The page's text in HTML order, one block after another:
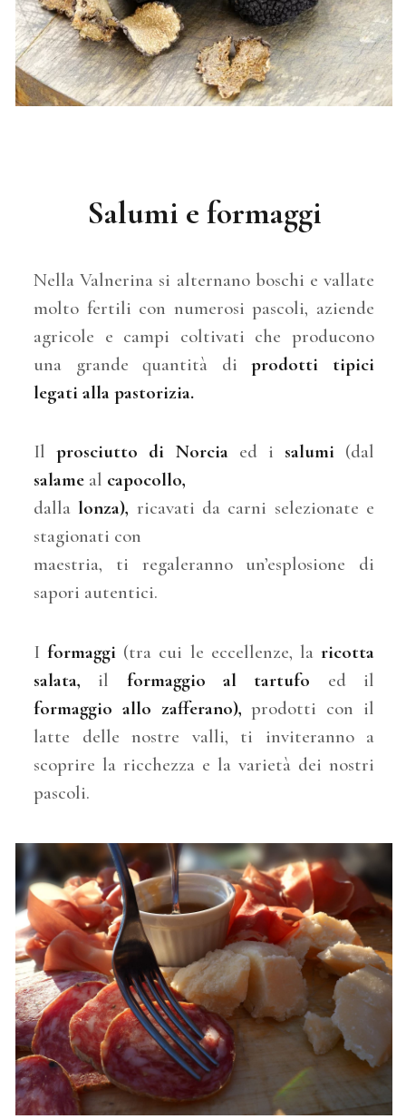
Salumi e formaggi
Nella Valnerina si alternano boschi e vallate
molto fertili con numerosi pascoli, aziende
agricole e campi coltivati che producono
una grande quantità diprodotti tipici
legati alla pastorizia.
Il prosciutto di Norcia ed i salumi (dal
salame al capocollo,
dalla lonza), ricavati da carni selezionate e
stagionati con
maestria, ti regaleranno un’esplosione di
sapori autentici.
Iformaggi (tra cui le eccellenze, laricotta
salata, il formaggio al tartufo ed il
formaggio allo zafferano), prodotti con il
latte delle nostre valli, ti inviteranno a
scoprire la ricchezza e la varietà dei nostri
pascoli.